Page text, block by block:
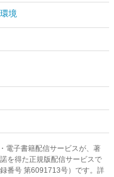
境
電子書籍配信サービスが、著
を得た正規版配信サービスで
番号 第6091713号）です。詳